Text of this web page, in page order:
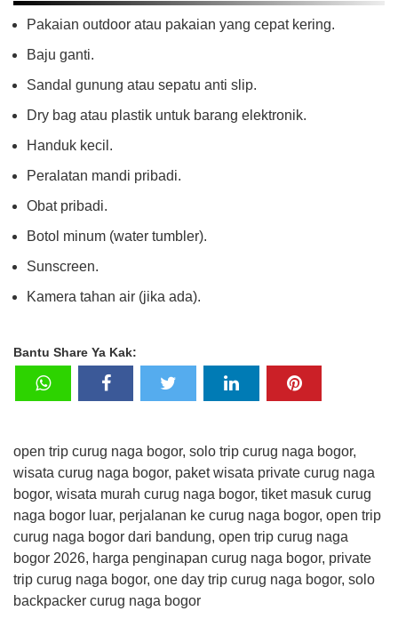
Pakaian outdoor atau pakaian yang cepat kering.
Baju ganti.
Sandal gunung atau sepatu anti slip.
Dry bag atau plastik untuk barang elektronik.
Handuk kecil.
Peralatan mandi pribadi.
Obat pribadi.
Botol minum (water tumbler).
Sunscreen.
Kamera tahan air (jika ada).
Bantu Share Ya Kak:
open trip curug naga bogor, solo trip curug naga bogor,
wisata curug naga bogor, paket wisata private curug naga
bogor, wisata murah curug naga bogor, tiket masuk curug
naga bogor luar, perjalanan ke curug naga bogor, open trip
curug naga bogor dari bandung, open trip curug naga
bogor 2026, harga penginapan curug naga bogor, private
trip curug naga bogor, one day trip curug naga bogor, solo
backpacker curug naga bogor